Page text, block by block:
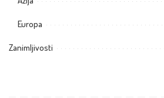
Europa
Zanimljivosti